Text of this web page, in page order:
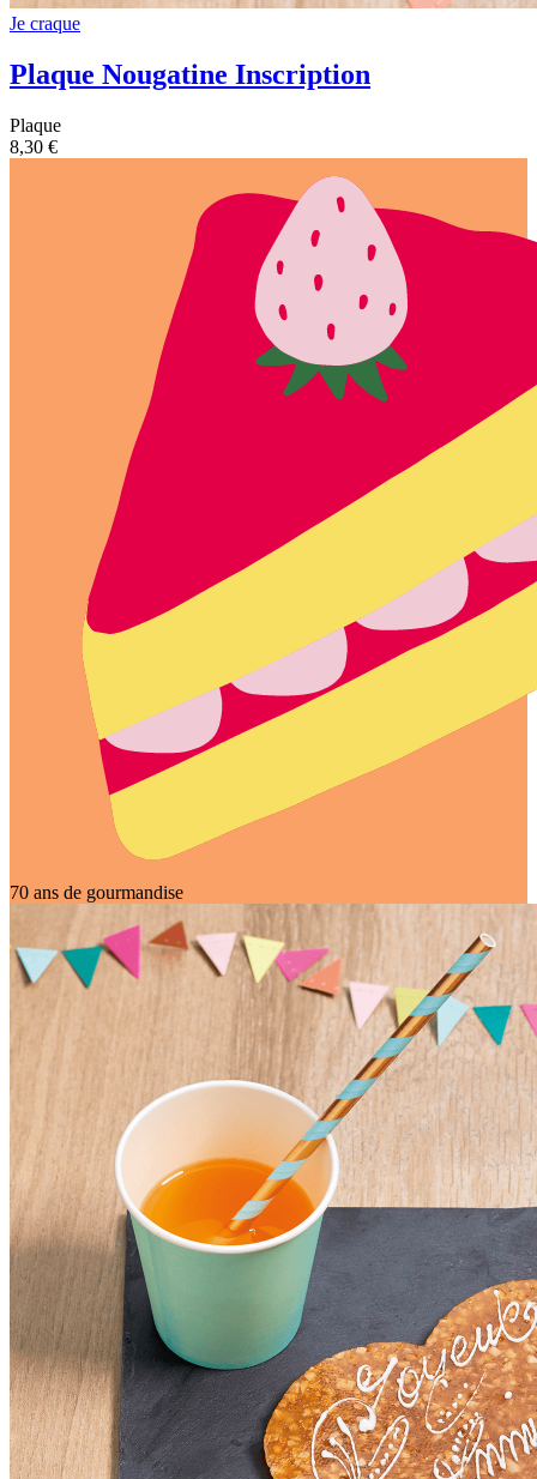
Je craque
Plaque Nougatine Inscription
Plaque
8,30 €
70 ans de gourmandise